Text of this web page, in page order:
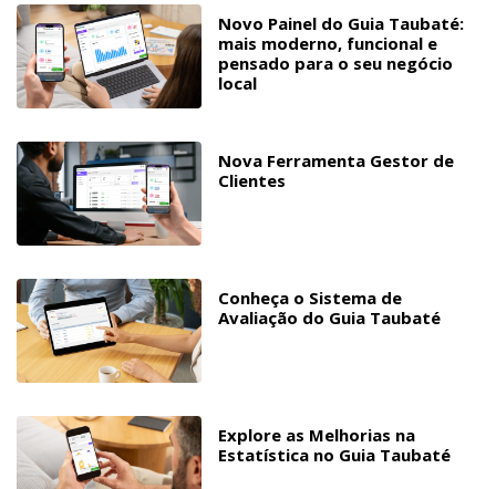
Novo Painel do Guia Taubaté:
mais moderno, funcional e
pensado para o seu negócio
local
Nova Ferramenta Gestor de
Clientes
Conheça o Sistema de
Avaliação do Guia Taubaté
Explore as Melhorias na
Estatística no Guia Taubaté